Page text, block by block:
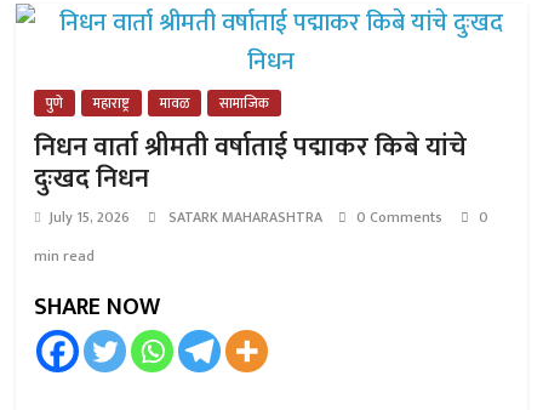
पुणे महाराष्ट्र मावळ सामाजिक
निधन वार्ता श्रीमती वर्षाताई पद्माकर किबे यांचे
दुःखद निधन
July 15, 2026 SATARK MAHARASHTRA 0 Comments
0
min read
SHARE NOW